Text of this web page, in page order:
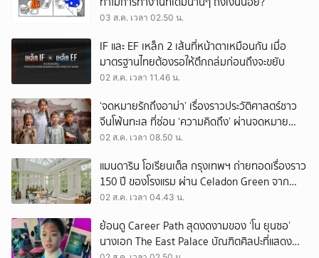
03 ส.ค. เวลา 02.50 น.
IF และ EF เหล็ก 2 เส้นที่หน้าตาเหมือนกัน เมื่อ
มาตรฐานไทยต้องรอให้ตึกถล่มก่อนถึงจะขยับ
02 ส.ค. เวลา 11.46 น.
‘จดหมายรักถึงอาม่า’ เรื่องราวประวัติศาสตร์ชาว
จีนโพ้นทะเล ที่ซ่อน ‘ความคิดถึง’ ผ่านจดหมาย
‘โพยก๊วน’
02 ส.ค. เวลา 08.50 น.
แมนดาริน โอเรียนเต็ล กรุงเทพฯ ถ่ายทอดเรื่องราว
150 ปี ของโรงแรม ผ่าน Celadon Green จาก
เครื่องศิลาดล
02 ส.ค. เวลา 04.43 น.
ย้อนดู Career Path สุดงดงามของ ‘โน ยุนซอ’
นางเอก The East Palace บัณฑิตศิลปะที่แสดง